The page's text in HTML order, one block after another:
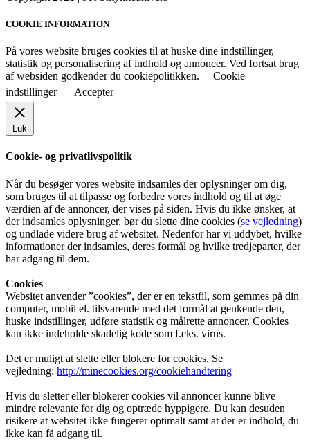
COOKIE INFORMATION
På vores website bruges cookies til at huske dine indstillinger,
statistik og personalisering af indhold og annoncer. Ved fortsat brug
af websiden godkender du cookiepolitikken.
Cookie
indstillinger
Accepter
Luk
Cookie- og privatlivspolitik
Når du besøger vores website indsamles der oplysninger om dig,
som bruges til at tilpasse og forbedre vores indhold og til at øge
værdien af de annoncer, der vises på siden. Hvis du ikke ønsker, at
der indsamles oplysninger, bør du slette dine cookies (se vejledning)
og undlade videre brug af websitet. Nedenfor har vi uddybet, hvilke
informationer der indsamles, deres formål og hvilke tredjeparter, der
har adgang til dem.
Cookies
Websitet anvender ”cookies”, der er en tekstfil, som gemmes på din
computer, mobil el. tilsvarende med det formål at genkende den,
huske indstillinger, udføre statistik og målrette annoncer. Cookies
kan ikke indeholde skadelig kode som f.eks. virus.
Det er muligt at slette eller blokere for cookies. Se
vejledning: http://minecookies.org/cookiehandtering
Hvis du sletter eller blokerer cookies vil annoncer kunne blive
mindre relevante for dig og optræde hyppigere. Du kan desuden
risikere at websitet ikke fungerer optimalt samt at der er indhold, du
ikke kan få adgang til.